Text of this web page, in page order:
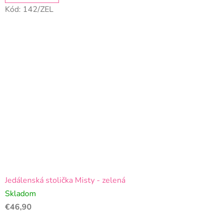
Kód: 142/ZEL
Jedálenská stolička Misty - zelená
Skladom
€46,90